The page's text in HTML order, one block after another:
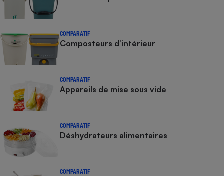
COMPARATIF
Composteurs d’intérieur
COMPARATIF
Appareils de mise sous vide
COMPARATIF
Déshydrateurs alimentaires
COMPARATIF